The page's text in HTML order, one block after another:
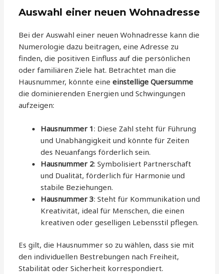
Auswahl einer neuen Wohnadresse
Bei der Auswahl einer neuen Wohnadresse kann die
Numerologie dazu beitragen, eine Adresse zu
finden, die positiven Einfluss auf die persönlichen
oder familiären Ziele hat. Betrachtet man die
Hausnummer, könnte eineeinstellige Quersumme
die dominierenden Energien und Schwingungen
aufzeigen:
Hausnummer 1: Diese Zahl steht für Führung
und Unabhängigkeit und könnte für Zeiten
des Neuanfangs förderlich sein.
Hausnummer 2: Symbolisiert Partnerschaft
und Dualität, förderlich für Harmonie und
stabile Beziehungen.
Hausnummer 3: Steht für Kommunikation und
Kreativität, ideal für Menschen, die einen
kreativen oder geselligen Lebensstil pflegen.
Es gilt, die Hausnummer so zu wählen, dass sie mit
den individuellen Bestrebungen nach Freiheit,
Stabilität oder Sicherheit korrespondiert.